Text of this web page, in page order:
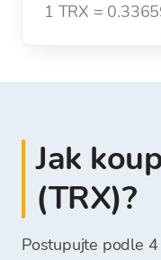
1 TRX =
Jak
(TRX)?
Postupujte podle